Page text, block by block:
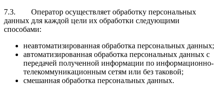
7.3. Оператор осуществляет обработку персональных
данных для каждой цели их обработки следующими
способами:
неавтоматизированная обработка персональных данных;
автоматизированная обработка персональных данных с
передачей полученной информации по информационно-
телекоммуникационным сетям или без таковой;
смешанная обработка персональных данных.